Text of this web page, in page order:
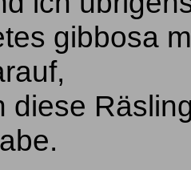
gibbosa
diese